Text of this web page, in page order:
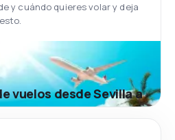
y cuándo quieres volar y deja
vuelos desde Sevilla a